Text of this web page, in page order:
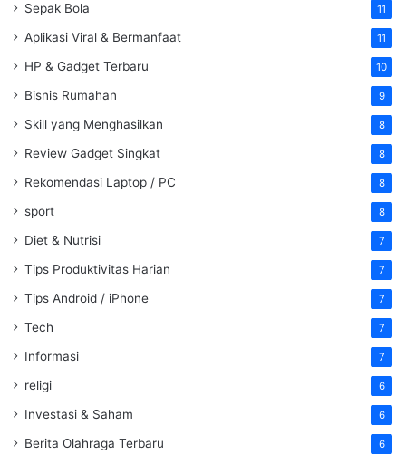
Sepak Bola 11
Aplikasi Viral & Bermanfaat 11
HP & Gadget Terbaru 10
Bisnis Rumahan 9
Skill yang Menghasilkan 8
Review Gadget Singkat 8
Rekomendasi Laptop / PC 8
sport 8
Diet & Nutrisi 7
Tips Produktivitas Harian 7
Tips Android / iPhone 7
Tech 7
Informasi 7
religi 6
Investasi & Saham 6
Berita Olahraga Terbaru 6